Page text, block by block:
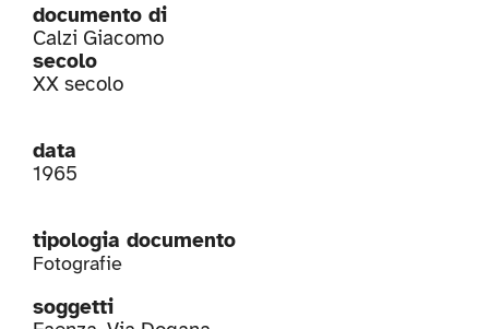
documento di
Calzi Giacomo
secolo
XX secolo
data
1965
tipologia documento
Fotografie
soggetti